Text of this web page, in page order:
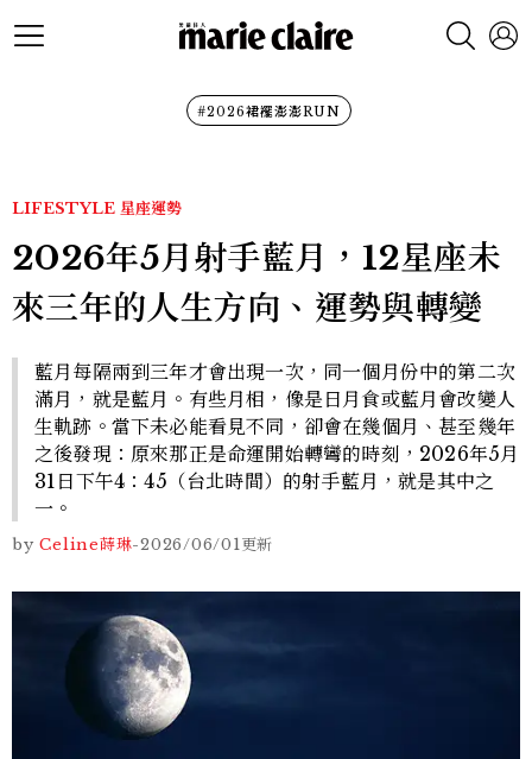
#2026裙襬澎澎RUN
LIFESTYLE 星座運勢
2026年5月射手藍月，12星座未
來三年的人生方向、運勢與轉變
藍月每隔兩到三年才會出現一次，同一個月份中的第二次
滿月，就是藍月。有些月相，像是日月食或藍月會改變人
生軌跡。當下未必能看見不同，卻會在幾個月、甚至幾年
之後發現：原來那正是命運開始轉彎的時刻，2026年5月
31日下午4：45（台北時間）的射手藍月，就是其中之
一。
by Celine蒔琳-2026/06/01更新